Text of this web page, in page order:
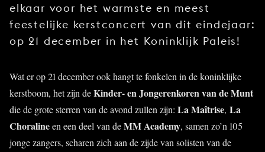
STEUN
elkaar voor het warmste en meest
feestelijke kerstconcert van dit eindejaar:
op 21 december in het Koninklijk Paleis!
Wat er op 21 december ook hangt te fonkelen in de koninklijke
kerstboom, het zijn deKinder- en Jongerenkoren van de Munt
die de grote sterren van de avond zullen zijn: La Maîtrise, La
Choralineen een deel van deMM Academy, samen zo’n 105
jonge zangers, scharen zich aan de zijde van solisten van de